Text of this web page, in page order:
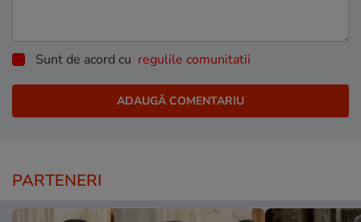
Sunt de acord cu regulile comunitatii
PARTENERI